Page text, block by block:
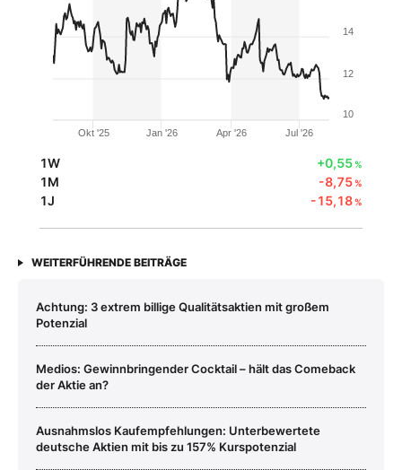
Okt '25 Jan '26 Apr '26 Jul '26
10
12
14
1W +0,55%
1M -8,75%
1J -15,18%
WEITERFÜHRENDE BEITRÄGE
Achtung: 3 extrem billige Qualitätsaktien mit großem
Potenzial
Medios: Gewinnbringender Cocktail – hält das Comeback
der Aktie an?
Ausnahmslos Kaufempfehlungen: Unterbewertete
deutsche Aktien mit bis zu 157% Kurspotenzial